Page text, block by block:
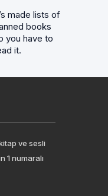
made lists of
books
you have to
it.
ve sesli
1 numaralı